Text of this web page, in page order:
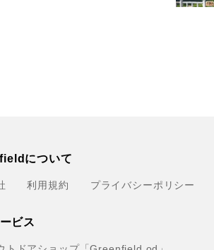
について
利用規約 プライバシーポリシー
ビス